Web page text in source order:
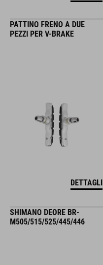
PATTINO FRENO A DUE
PEZZI PER V-BRAKE
DETTAGLI
SHIMANO DEORE BR-
M505/515/525/445/446